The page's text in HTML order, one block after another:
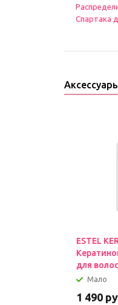
Спартака
ESTEL
для
Мало
1 490